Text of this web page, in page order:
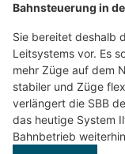
Bahnsteuerung in
Sie bereitet deshalb
Leitsystems vor. Es
mehr Züge auf dem
stabiler und Züge
verlängert die SBB
das heutige System
Bahnbetrieb